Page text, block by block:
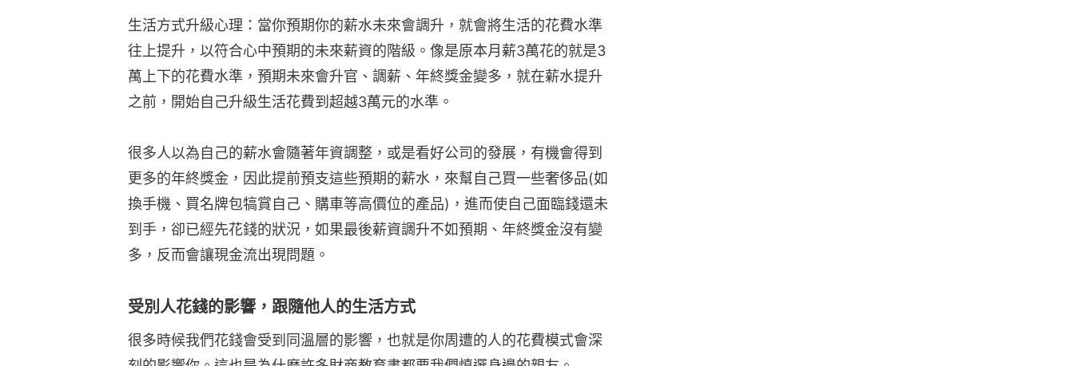
生活方式升級心理：當你預期你的薪水未來會調升，就會將生活的花費水準
往上提升，以符合心中預期的未來薪資的階級。像是原本月薪3萬花的就是3
萬上下的花費水準，預期未來會升官、調薪、年終獎金變多，就在薪水提升
之前，開始自己升級生活花費到超越3萬元的水準。
很多人以為自己的薪水會隨著年資調整，或是看好公司的發展，有機會得到
更多的年終獎金，因此提前預支這些預期的薪水，來幫自己買一些奢侈品(如
換手機、買名牌包犒賞自己、購車等高價位的產品)，進而使自己面臨錢還未
到手，卻已經先花錢的狀況，如果最後薪資調升不如預期、年終獎金沒有變
多，反而會讓現金流出現問題。
受別人花錢的影響，跟隨他人的生活方式
很多時候我們花錢會受到同溫層的影響，也就是你周遭的人的花費模式會深